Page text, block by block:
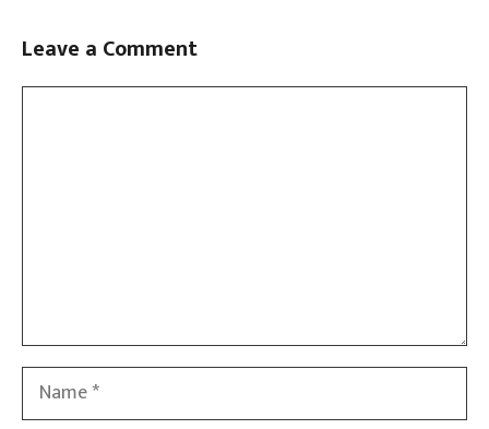
Leave a Comment
Name